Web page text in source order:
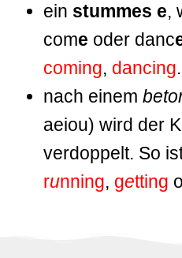
ein stummes e,
come oder danc
coming, dancing.
nach einem
aeiou) wird der
verdoppelt. So
running, getting